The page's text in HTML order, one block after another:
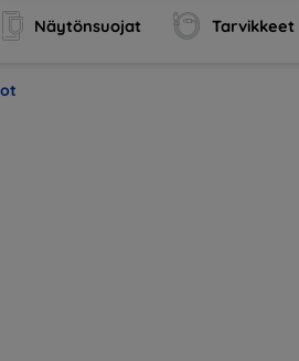
Näytönsuojat Tarvikkeet